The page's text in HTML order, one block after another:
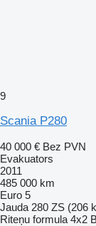
9
Scania P280
40 000 € Bez PVN
Evakuators
2011
485 000 km
Euro 5
Jauda 280 ZS (206
Riteņu formula 4x2